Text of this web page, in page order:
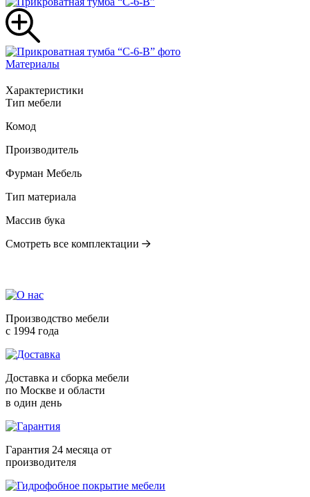
Материалы
Характеристики
Тип мебели
Комод
Производитель
Фурман Мебель
Тип материала
Массив бука
Смотреть все комплектации
Производство мебели
с 1994 года
Доставка и сборка мебели
по Москве и области
в один день
Гарантия 24 месяца от
производителя